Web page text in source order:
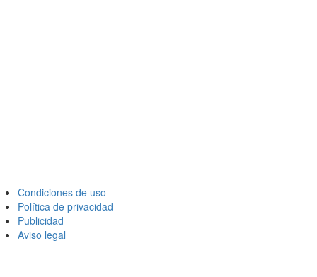
Condiciones de uso
Política de privacidad
Publicidad
Aviso legal